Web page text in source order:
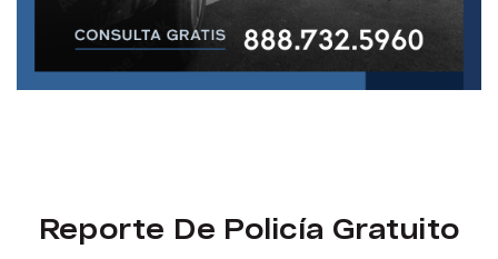
Reporte De Policía Gratuito